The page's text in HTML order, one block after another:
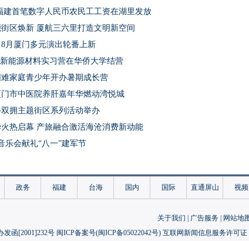
建首笔数字人民币农民工工资在湖里发放
区焕新 厦航三六里打造文明新空间
月厦门多元演出轮番上新
能源材料实习营在华侨大学结营
家庭青少年开办暑期成长营
市中医院养肝嘉年华燃动湾悦城
拥主题街区系列活动举办
热启幕 产旅融合激活海沧消费新动能
乐会献礼“八一”建军节
下乡 青春宣讲润四方
兵体检开检
政务 福建 台海 国内 国际 直通屏山 视频
关于我们 广告服务 网站地
发函[2001]232号 闽ICP备案号(闽ICP备05022042号) 互联网新闻信息服务许可证